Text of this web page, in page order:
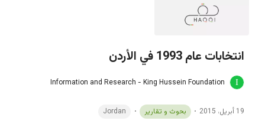
انتخابات عام 1993 في الأردن
Information and Research - King Hussein Foundation
19 أبريل، 2015 بحوث و تقارير Jordan